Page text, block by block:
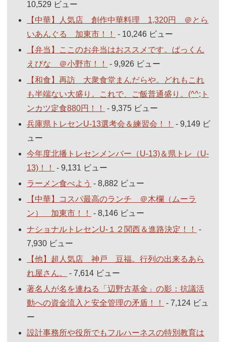
10,529 ビュー
【中華】人気店 創作中華料理 1,320円 ＠とら
いあんぐる 加東市！！
- 10,246 ビュー
【弁当】ここのお弁当はおススメです。ぱっくん
えびな ＠小野市！！
- 9,926 ビュー
【和食】再訪 大衆食堂まんだらや。どれもこれ
も半端ない大盛り。これで、ご飯普通盛り。(^^;ト
ンカツ定食880円！！
- 9,375 ビュー
兵庫県トレセンU-13選考会＆練習会！！
- 9,149 ビ
ュー
今年度北播トレセンメンバー（U-13)＆県トレ（U-
13)！！
- 9,131 ビュー
ラーメン食べよう - 8,882 ビュー
【中華】コスパ最高のランチ ＠木欄（ムーラ
ン） 加東市！！
- 8,146 ビュー
ナショナルトレセンU-１２関西＆進路決定！！
-
7,930 ビュー
【他】超人気店 神戸 豆福。行列の出来るあら
れ屋さん。
- 7,614 ビュー
著名人が名を連ねる「辺野古基金」の影：抗議活
動への資金流入と安全管理の矛盾！！
- 7,124 ビュ
ー
設計事務所や役所でもフルハーネスの特別教育は